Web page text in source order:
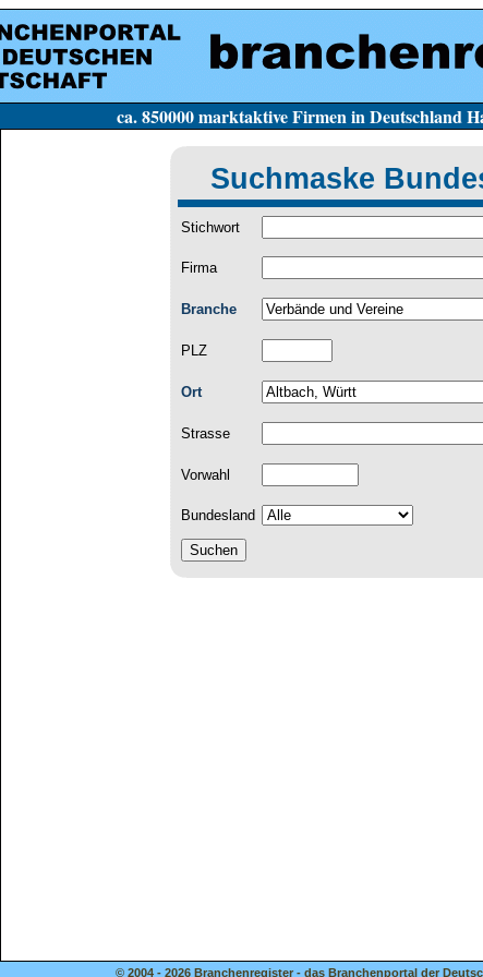
Firmen in Deutschland Handel,
Suchmaske
Stichwort
Firma
Branche
PLZ
Ort
Strasse
Vorwahl
Bundesland
© 2004 - 2026 Branchenregister - das Branchenportal der